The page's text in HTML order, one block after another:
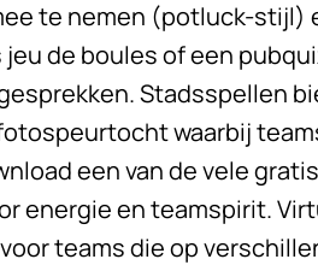
te nemen (potluck-stijl)
de boules of een
Stadsspellen
waarbij
een van de vele
energie en teamspirit.
teams die op